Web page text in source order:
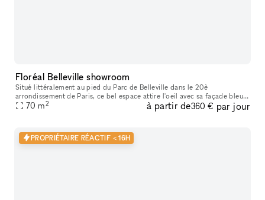
Floréal Belleville showroom
Situé littéralement au pied du Parc de Belleville dans le 20è
arrondissement de Paris, ce bel espace attire l'oeil avec sa façade bleue
turquoise. Idéal pour un pop-up store ou lancement de produit.
70 m2 à partir de360 € par jour
PROPRIÉTAIRE RÉACTIF < 16H